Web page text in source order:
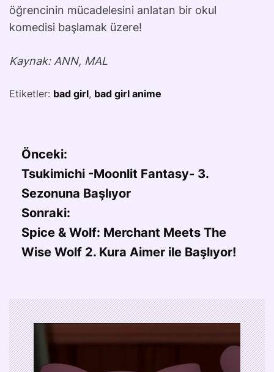
öğrencinin mücadelesini anlatan bir okul
komedisi başlamak üzere!
Kaynak: ANN, MAL
Etiketler: bad girl, bad girl anime
Önceki:
Tsukimichi -Moonlit Fantasy- 3.
Sezonuna Başlıyor
Sonraki:
Spice & Wolf: Merchant Meets The
Wise Wolf 2. Kura Aimer ile Başlıyor!